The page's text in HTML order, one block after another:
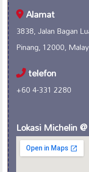
Alamat
3838, Jalan Bagan
Pinang, 12000,
telefon
+60 4-331 2280
Lokasi Michelin